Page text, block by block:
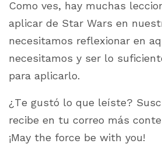
Como ves, hay muchas
aplicar de Star Wars en
necesitamos reflexionar en
necesitamos y ser lo
para aplicarlo.
¿Te gustó lo que leíste?
recibe en tu correo más
¡May the force be with you!